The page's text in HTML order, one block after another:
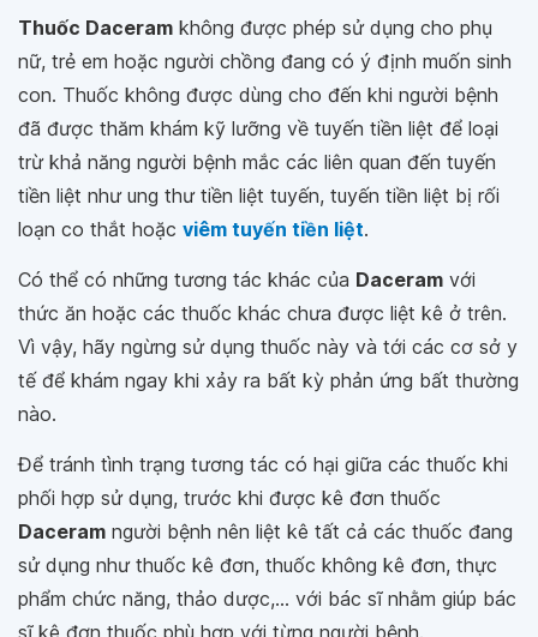
Thuốc Daceram không được phép sử dụng cho phụ
nữ, trẻ em hoặc người chồng đang có ý định muốn sinh
con. Thuốc không được dùng cho đến khi người bệnh
đã được thăm khám kỹ lưỡng về tuyến tiền liệt để loại
trừ khả năng người bệnh mắc các liên quan đến tuyến
tiền liệt như ung thư tiền liệt tuyến, tuyến tiền liệt bị rối
loạn co thắt hoặc viêm tuyến tiền liệt.
Có thể có những tương tác khác của Daceram với
thức ăn hoặc các thuốc khác chưa được liệt kê ở trên.
Vì vậy, hãy ngừng sử dụng thuốc này và tới các cơ sở y
tế để khám ngay khi xảy ra bất kỳ phản ứng bất thường
nào.
Để tránh tình trạng tương tác có hại giữa các thuốc khi
phối hợp sử dụng, trước khi được kê đơn thuốc
Daceram người bệnh nên liệt kê tất cả các thuốc đang
sử dụng như thuốc kê đơn, thuốc không kê đơn, thực
phẩm chức năng, thảo dược,... với bác sĩ nhằm giúp bác
sĩ kê đơn thuốc phù hợp với từng người bệnh.